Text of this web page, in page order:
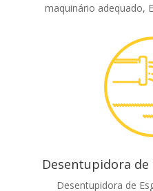
maquinário adequado,
Desentupidora de
Desentupidora de